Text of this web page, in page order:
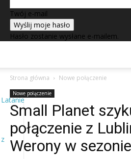
Twój e-mail
Hasło zostanie wysłane e-mailem.
Latanie
z
Strona główna Nowe połączenie
Nowe połączenie
Small Planet
połączenie z
Werony w